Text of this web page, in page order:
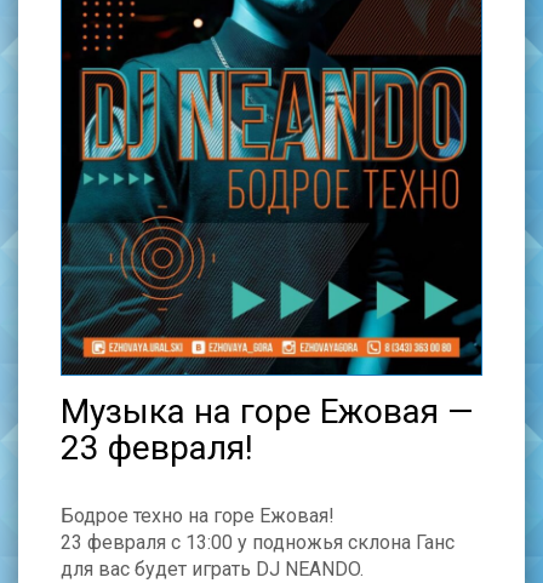
Музыка на горе Ежовая —
23 февраля!
Бодрое техно на горе Ежовая!
23 февраля с 13:00 у подножья склона Ганс
для вас будет играть DJ NEANDO.